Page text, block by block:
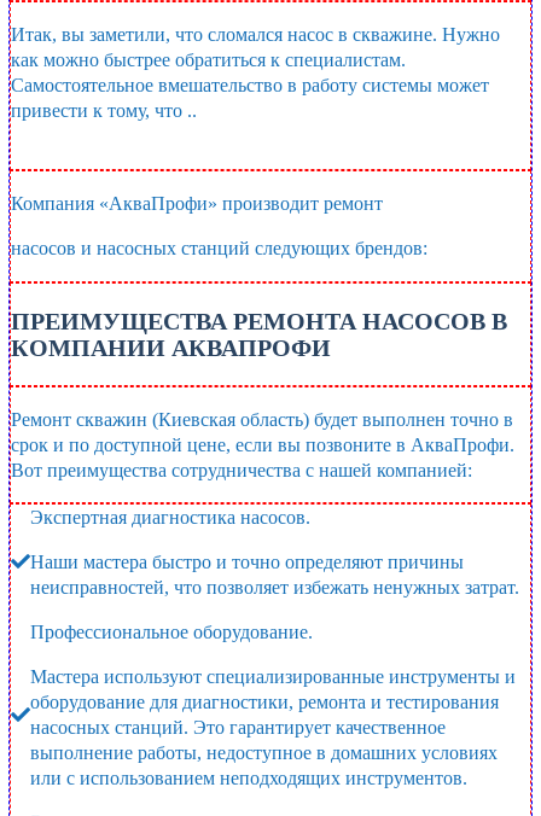
Итак, вы заметили, что сломался насос в скважине. Нужно
как можно быстрее обратиться к специалистам.
Самостоятельное вмешательство в работу системы может
привести к тому, что ..
Компания «АкваПрофи» производит ремонт
насосов и насосных станций следующих брендов:
ПРЕИМУЩЕСТВА РЕМОНТА НАСОСОВ В
КОМПАНИИ АКВАПРОФИ
Ремонт скважин (Киевская область) будет выполнен точно в
срок и по доступной цене, если вы позвоните в АкваПрофи.
Вот преимущества сотрудничества с нашей компанией:
Экспертная диагностика насосов.
Наши мастера быстро и точно определяют причины
неисправностей, что позволяет избежать ненужных затрат.
Профессиональное оборудование.
Мастера используют специализированные инструменты и
оборудование для диагностики, ремонта и тестирования
насосных станций. Это гарантирует качественное
выполнение работы, недоступное в домашних условиях
или с использованием неподходящих инструментов.